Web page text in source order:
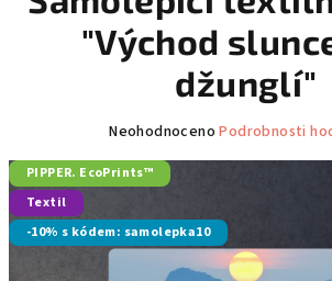
"Východ
džunglí"
Průměrné
produktu
0,0
z
Neohodnoceno Podrobnosti
PIPPER. EcoPrints™
Textil
-10% s kódem: samolepka10